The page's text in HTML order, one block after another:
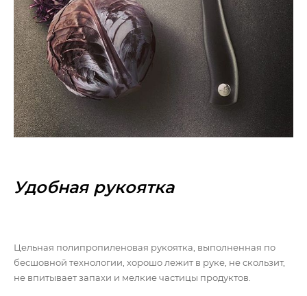
Удобная рукоятка
Цельная полипропиленовая рукоятка, выполненная по
бесшовной технологии, хорошо лежит в руке, не скользит,
не впитывает запахи и мелкие частицы продуктов.